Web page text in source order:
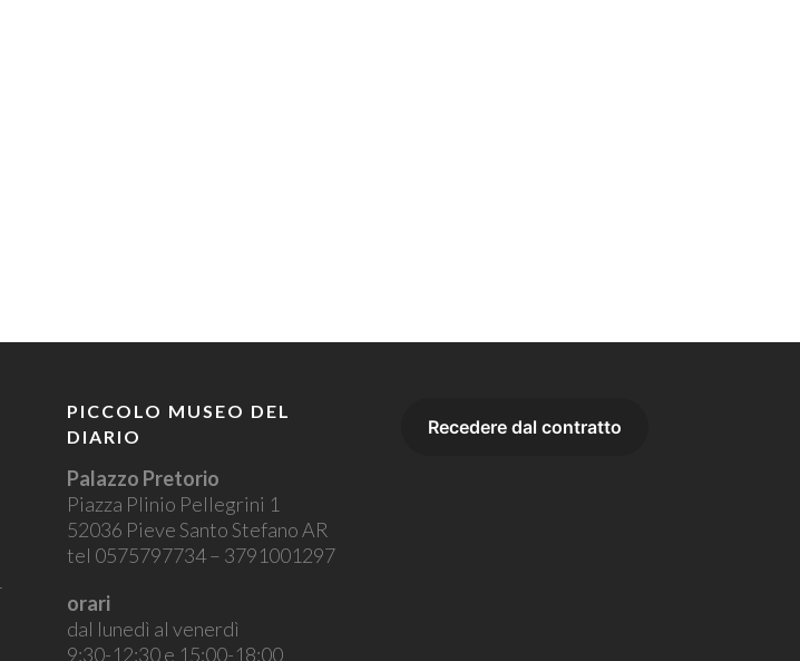
PICCOLO MUSEO DEL
DIARIO
Palazzo Pretorio
Piazza Plinio Pellegrini 1
52036 Pieve Santo Stefano AR
tel 0575797734 – 3791001297
orari
dal lunedì al venerdì
9:30-12:30 e 15:00-18:00